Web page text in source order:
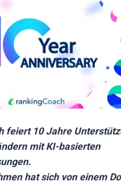
feiert 10 Jahre
mit KI-basierten
hat sich von einem